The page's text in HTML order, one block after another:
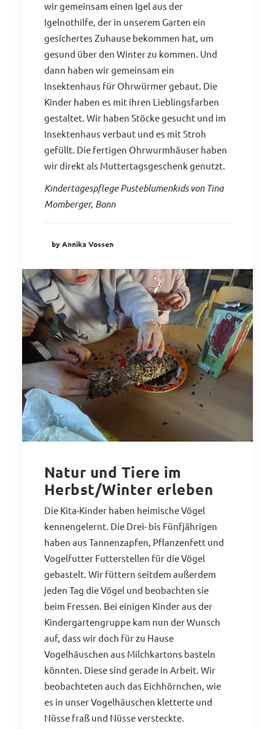
wir gemeinsam einen Igel aus der
Igelnothilfe, der in unserem Garten ein
gesichertes Zuhause bekommen hat, um
gesund über den Winter zu kommen. Und
dann haben wir gemeinsam ein
Insektenhaus für Ohrwürmer gebaut. Die
Kinder haben es mit ihren Lieblingsfarben
gestaltet. Wir haben Stöcke gesucht und im
Insektenhaus verbaut und es mit Stroh
gefüllt. Die fertigen Ohrwurmhäuser haben
wir direkt als Muttertagsgeschenk genutzt.
Kindertagespflege Pusteblumenkids von Tina
Momberger, Bonn
by Annika Vossen
Natur und Tiere im
Herbst/Winter erleben
Die Kita-Kinder haben heimische Vögel
kennengelernt. Die Drei- bis Fünfjährigen
haben aus Tannenzapfen, Pflanzenfett und
Vogelfutter Futterstellen für die Vögel
gebastelt. Wir füttern seitdem außerdem
jeden Tag die Vögel und beobachten sie
beim Fressen. Bei einigen Kinder aus der
Kindergartengruppe kam nun der Wunsch
auf, dass wir doch für zu Hause
Vogelhäuschen aus Milchkartons basteln
könnten. Diese sind gerade in Arbeit. Wir
beobachteten auch das Eichhörnchen, wie
es in unser Vogelhäuschen kletterte und
Nüsse fraß und Nüsse versteckte.